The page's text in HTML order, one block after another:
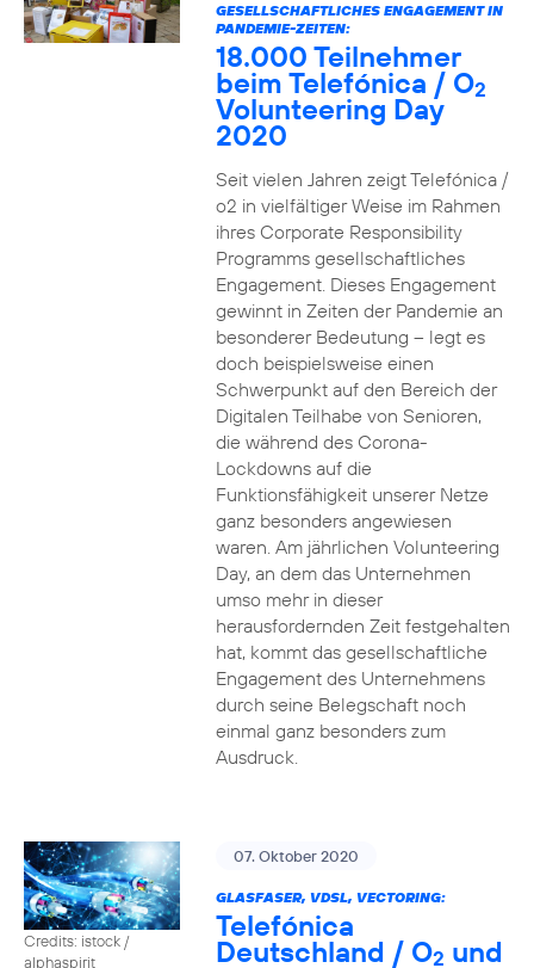
GESELLSCHAFTLICHES ENGAGEMENT IN
PANDEMIE-ZEITEN:
18.000 Teilnehmer
beim Telefónica / O2
Volunteering Day
2020
Seit vielen Jahren zeigt Telefónica /
o2 in vielfältiger Weise im Rahmen
ihres Corporate Responsibility
Programms gesellschaftliches
Engagement. Dieses Engagement
gewinnt in Zeiten der Pandemie an
besonderer Bedeutung – legt es
doch beispielsweise einen
Schwerpunkt auf den Bereich der
Digitalen Teilhabe von Senioren,
die während des Corona-
Lockdowns auf die
Funktionsfähigkeit unserer Netze
ganz besonders angewiesen
waren. Am jährlichen Volunteering
Day, an dem das Unternehmen
umso mehr in dieser
herausfordernden Zeit festgehalten
hat, kommt das gesellschaftliche
Engagement des Unternehmens
durch seine Belegschaft noch
einmal ganz besonders zum
Ausdruck.
Credits: istock /
alphaspirit
07. Oktober 2020
GLASFASER, VDSL, VECTORING:
Telefónica
Deutschland / O2 und